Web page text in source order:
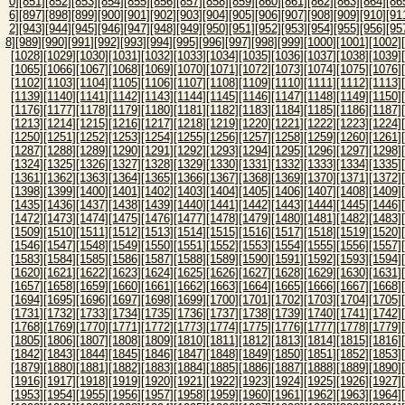
6] [897] [898] [899] [900] [901] [902] [903] [904] [905] [906] [907] [908] [909] [910]
2] [943] [944] [945] [946] [947] [948] [949] [950] [951] [952] [953] [954] [955] [956]
8] [989] [990] [991] [992] [993] [994] [995] [996] [997] [998] [999] [1000] [1001] [1002]
[1028] [1029] [1030] [1031] [1032] [1033] [1034] [1035] [1036] [1037] [1038] [1039]
[1065] [1066] [1067] [1068] [1069] [1070] [1071] [1072] [1073] [1074] [1075] [1076]
[1102] [1103] [1104] [1105] [1106] [1107] [1108] [1109] [1110] [1111] [1112] [1113]
[1139] [1140] [1141] [1142] [1143] [1144] [1145] [1146] [1147] [1148] [1149] [1150]
[1176] [1177] [1178] [1179] [1180] [1181] [1182] [1183] [1184] [1185] [1186] [1187]
[1213] [1214] [1215] [1216] [1217] [1218] [1219] [1220] [1221] [1222] [1223] [1224]
[1250] [1251] [1252] [1253] [1254] [1255] [1256] [1257] [1258] [1259] [1260] [1261]
[1287] [1288] [1289] [1290] [1291] [1292] [1293] [1294] [1295] [1296] [1297] [1298]
[1324] [1325] [1326] [1327] [1328] [1329] [1330] [1331] [1332] [1333] [1334] [1335]
[1361] [1362] [1363] [1364] [1365] [1366] [1367] [1368] [1369] [1370] [1371] [1372]
[1398] [1399] [1400] [1401] [1402] [1403] [1404] [1405] [1406] [1407] [1408] [1409]
[1435] [1436] [1437] [1438] [1439] [1440] [1441] [1442] [1443] [1444] [1445] [1446]
[1472] [1473] [1474] [1475] [1476] [1477] [1478] [1479] [1480] [1481] [1482] [1483]
[1509] [1510] [1511] [1512] [1513] [1514] [1515] [1516] [1517] [1518] [1519] [1520]
[1546] [1547] [1548] [1549] [1550] [1551] [1552] [1553] [1554] [1555] [1556] [1557]
[1583] [1584] [1585] [1586] [1587] [1588] [1589] [1590] [1591] [1592] [1593] [1594]
[1620] [1621] [1622] [1623] [1624] [1625] [1626] [1627] [1628] [1629] [1630] [1631]
[1657] [1658] [1659] [1660] [1661] [1662] [1663] [1664] [1665] [1666] [1667] [1668]
[1694] [1695] [1696] [1697] [1698] [1699] [1700] [1701] [1702] [1703] [1704] [1705]
[1731] [1732] [1733] [1734] [1735] [1736] [1737] [1738] [1739] [1740] [1741] [1742]
[1768] [1769] [1770] [1771] [1772] [1773] [1774] [1775] [1776] [1777] [1778] [1779]
[1805] [1806] [1807] [1808] [1809] [1810] [1811] [1812] [1813] [1814] [1815] [1816]
[1842] [1843] [1844] [1845] [1846] [1847] [1848] [1849] [1850] [1851] [1852] [1853]
[1879] [1880] [1881] [1882] [1883] [1884] [1885] [1886] [1887] [1888] [1889] [1890]
[1916] [1917] [1918] [1919] [1920] [1921] [1922] [1923] [1924] [1925] [1926] [1927]
[1953] [1954] [1955] [1956] [1957] [1958] [1959] [1960] [1961] [1962] [1963] [1964]